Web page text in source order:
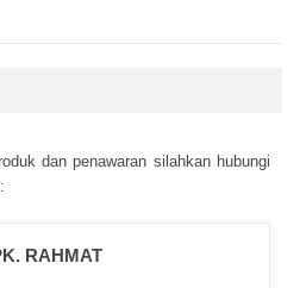
dаn реnаwаrаn sіlаhkаn hubungі
RAHMAT